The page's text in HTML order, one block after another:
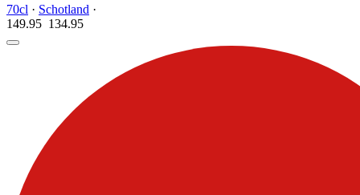
70cl · Schotland ·
149.95 134.95